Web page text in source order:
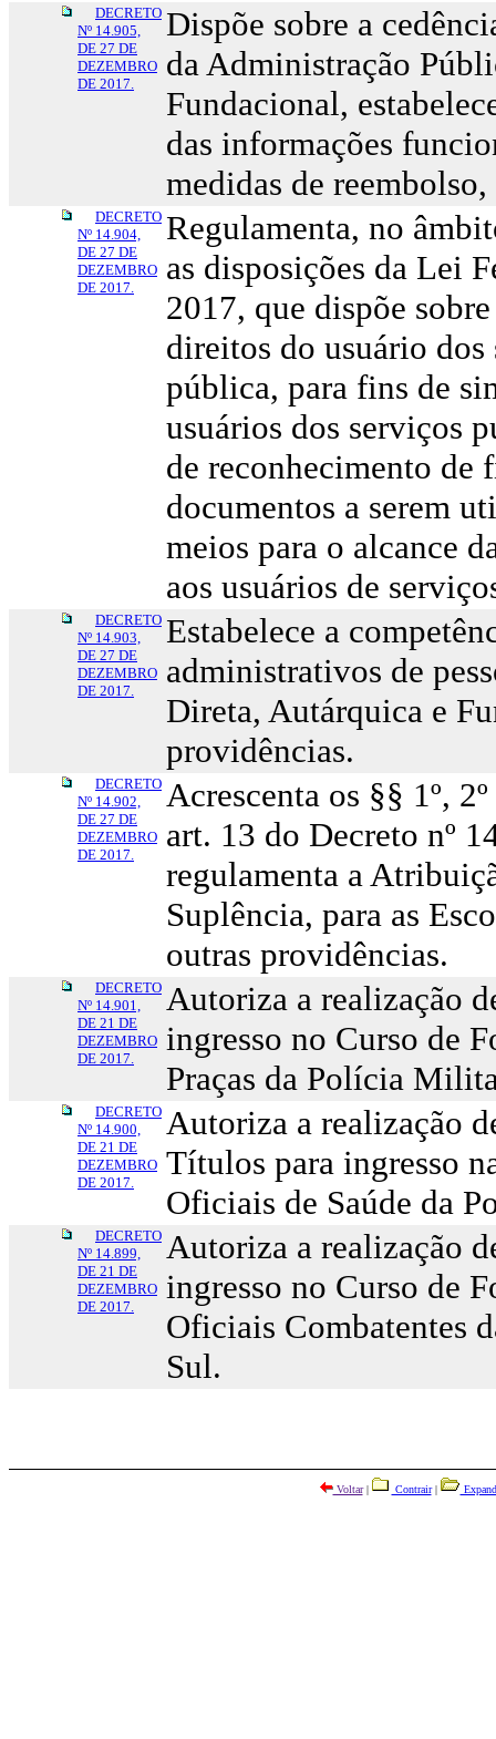
DECRETO
Nº 14.905,
DE 27 DE
DEZEMBRO
DE 2017.
Dispõe sobre a
da Administração
Fundacional,
das informações
medidas de
DECRETO
Nº 14.904,
DE 27 DE
DEZEMBRO
DE 2017.
Regulamenta, no
as disposições da Lei
2017, que dispõe
direitos do usuário
pública, para fins de
usuários dos serviços
de reconhecimento de
documentos a serem
meios para o alcance
aos usuários de
DECRETO
Nº 14.903,
DE 27 DE
DEZEMBRO
DE 2017.
Estabelece a
administrativos de
Direta, Autárquica e
providências.
DECRETO
Nº 14.902,
DE 27 DE
DEZEMBRO
DE 2017.
Acrescenta os §§ 1º,
art. 13 do Decreto nº
regulamenta a
Suplência, para as
outras providências.
DECRETO
Nº 14.901,
DE 21 DE
DEZEMBRO
DE 2017.
Autoriza a realização
ingresso no Curso de
Praças da Polícia
DECRETO
Nº 14.900,
DE 21 DE
DEZEMBRO
DE 2017.
Autoriza a realização
Títulos para ingresso
Oficiais de Saúde da
DECRETO
Nº 14.899,
DE 21 DE
DEZEMBRO
DE 2017.
Autoriza a realização
ingresso no Curso de
Oficiais Combatentes
Sul.
Voltar| Contrair|